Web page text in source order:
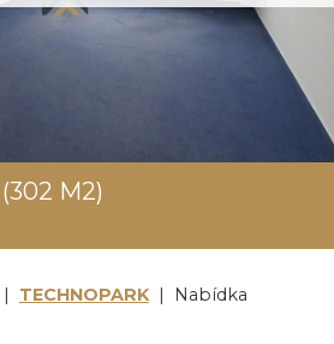
M2)
TECHNOPARK| Nabídka